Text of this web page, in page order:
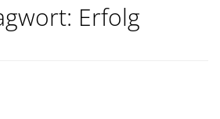
Erfolg